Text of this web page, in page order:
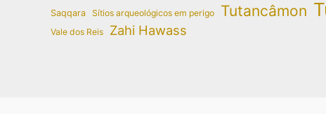
Saqqara Sítios arqueológicos em perigo Tutancâmon
Vale dos Reis Zahi Hawass